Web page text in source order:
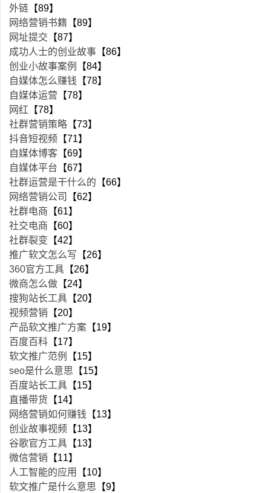
外链 【89】
网络营销书籍 【89】
网址提交 【87】
成功人士的创业故事 【86】
创业小故事案例
【84】
自媒体怎么赚钱 【78】
自媒体运营 【78】
网红 【78】
社群营销策略 【73】
抖音短视频 【71】
自媒体博客 【69】
自媒体平台 【67】
社群运营是干什么的 【66】
网络营销公司
【62】
社群电商 【61】
社交电商 【60】
社群裂变 【42】
推广软文怎么写 【26】
360官方工具 【26】
微商怎么做 【24】
搜狗站长工具 【20】
视频营销 【20】
产品软文推广方案 【19】
百度百科 【17】
软文推广范例
【15】
seo是什么意思 【15】
百度站长工具 【15】
直播带货 【14】
网络营销如何赚钱 【13】
创业故事视频 【13】
谷歌官方工具 【13】
微信营销 【11】
人工智能的应用
【10】
软文推广是什么意思 【9】